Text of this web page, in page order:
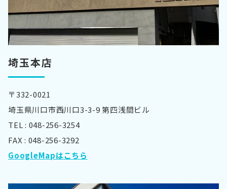
埼玉本店
〒332-0021
埼玉県川口市西川口3-3-9 第四浅間ビル
TEL : 048-256-3254
FAX : 048-256-3292
GoogleMapはこちら